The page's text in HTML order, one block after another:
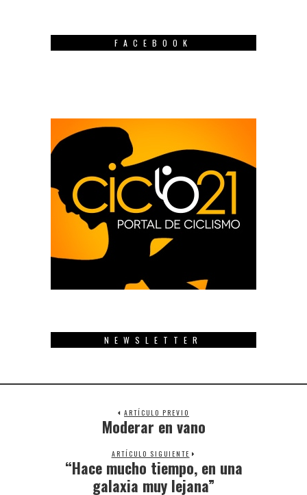
FACEBOOK
NEWSLETTER
ARTÍCULO PREVIO
Previous
Moderar en vano
ARTÍCULO SIGUIENTE
Next
post:
“Hace mucho tiempo, en una
galaxia muy lejana”